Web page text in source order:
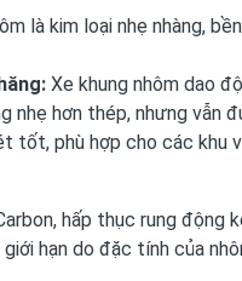
là kim loại nhẹ nhàng,
Xe khung nhôm dao
nhẹ hơn thép, nhưng vẫn
tốt, phù hợp cho các khu
hấp thục rung động
hạn do đặc tính của